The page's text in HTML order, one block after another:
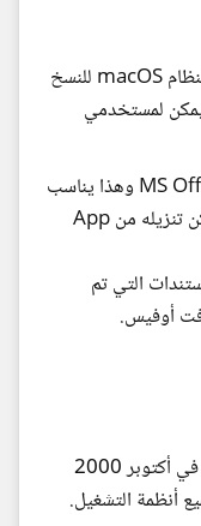
وكما هو متوقع، فحزمة iWork حصرية لنظام macOS للنسخ
لمستخدمي
iWork خفيف الحجم أكثر بكثير من MS Office وهذا يناسب
معظم المستخدمين. iWork مجاني ويمكن تنزيله من App
التي تم
تم إصدار حزمة برامج Calligra Office في أكتوبر 2000